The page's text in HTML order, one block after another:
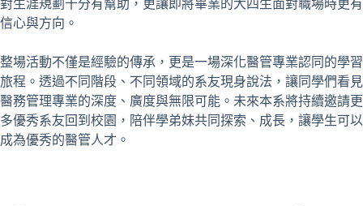
對生涯規劃十分有幫助，更讓即將畢業的大四生面對職場時更有
信心與方向。
整場活動不僅是經驗的傳承，更是一場深化醫管專業認同的學習
旅程。透過不同階段、不同領域的系友現身說法，讓同學們看見
醫務管理專業的深度、廣度與無限可能。未來本系將持續邀請更
多優秀系友回到校園，陪伴學弟妹共同探索、成長，讓學生可以
成為優秀的醫管人才。